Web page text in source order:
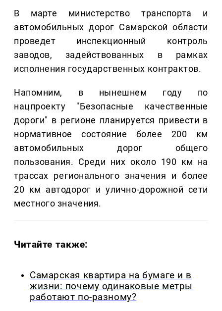
В марте министерство транспорта и
автомобильных дорог Самарской области
проведет инспекционный контроль
заводов, задействованных в рамках
исполнения государственных контрактов.
Напомним, в нынешнем году по
нацпроекту "Безопасные качественные
дороги" в регионе планируется привести в
нормативное состояние более 200 км
автомобильных дорог общего
пользования. Среди них около 190 км на
трассах регионального значения и более
20 км автодорог и улично-дорожной сети
местного значения.
Читайте также:
Самарская квартира на бумаге и в
жизни: почему одинаковые метры
работают по-разному?